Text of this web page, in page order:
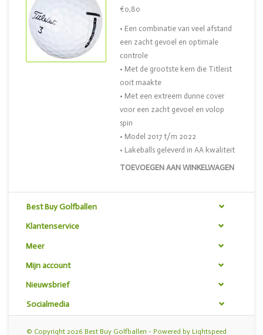
TOEVOEGEN AAN WINKELWAGEN
€0,80
• Een combinatie van veel afstand
een zacht gevoel en optimale
controle
• Met de grootste kern die Titleist
ooit maakte
• Met een extreem dunne cover
voor een zacht gevoel en volop
spin
• Model 2017 t/m 2022
• Lakeballs geleverd in AA kwaliteit
Best Buy Golfballen
Klantenservice
Meer
Mijn account
Nieuwsbrief
Socialmedia
© Copyright 2026 Best Buy Golfballen - Powered by Lightspeed